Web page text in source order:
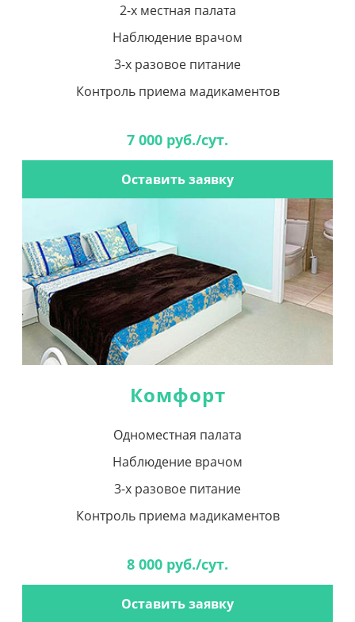
2-х местная палата
Наблюдение врачом
3-х разовое питание
Контроль приема мадикаментов
7 000 руб./сут.
Оставить заявку
Комфорт
Одноместная палата
Наблюдение врачом
3-х разовое питание
Контроль приема мадикаментов
8 000 руб./сут.
Оставить заявку